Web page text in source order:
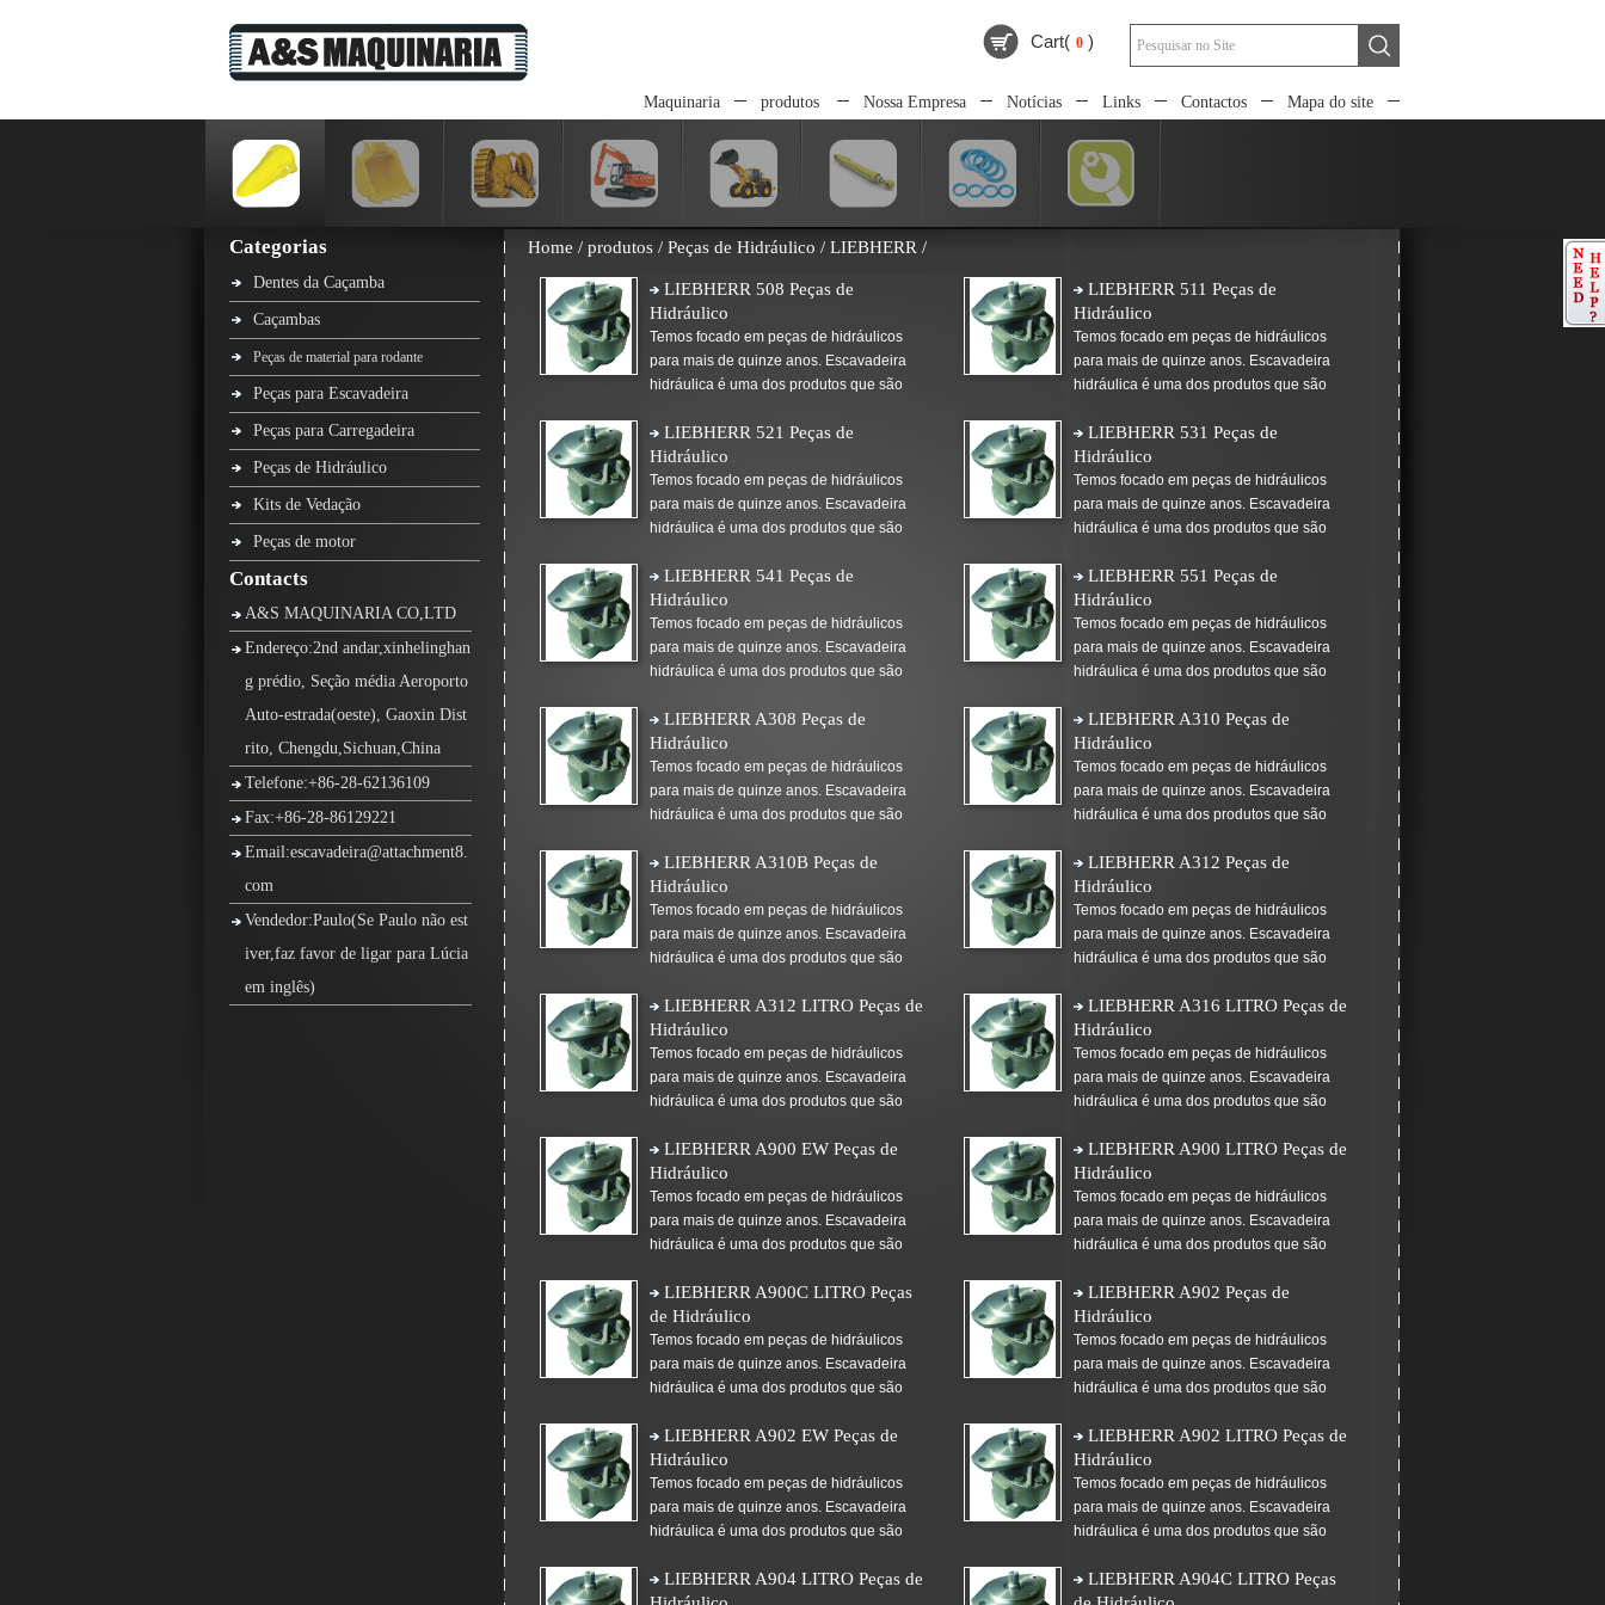
Cart( )
Mapa do site
Contactos
Links
Notícias
Nossa Empresa
produtos
Maquinaria
Categorias
Dentes da Caçamba
Caçambas
Peças de material para rodante
Peças para Escavadeira
Peças para Carregadeira
Peças de Hidráulico
Kits de Vedação
Peças de motor
Contacts
A&S MAQUINARIA CO,LTD
Endereço:2nd andar,xinhelinghan
g prédio, Seção média Aeroporto
Auto-estrada(oeste), Gaoxin Dist
rito, Chengdu,Sichuan,China
Telefone:+86-28-62136109
Fax:+86-28-86129221
Email:escavadeira@attachment8.
com
Vendedor:Paulo(Se Paulo não est
iver,faz favor de ligar para Lúcia
em inglês)
Home / produtos / Peças de Hidráulico / LIEBHERR /
LIEBHERR 508 Peças de
Hidráulico
Temos focado em peças de hidráulicos
para mais de quinze anos. Escavadeira
hidráulica é uma dos produtos que são
LIEBHERR 511 Peças de
Hidráulico
Temos focado em peças de hidráulicos
para mais de quinze anos. Escavadeira
hidráulica é uma dos produtos que são
LIEBHERR 521 Peças de
Hidráulico
Temos focado em peças de hidráulicos
para mais de quinze anos. Escavadeira
hidráulica é uma dos produtos que são
LIEBHERR 531 Peças de
Hidráulico
Temos focado em peças de hidráulicos
para mais de quinze anos. Escavadeira
hidráulica é uma dos produtos que são
LIEBHERR 541 Peças de
Hidráulico
Temos focado em peças de hidráulicos
para mais de quinze anos. Escavadeira
hidráulica é uma dos produtos que são
LIEBHERR 551 Peças de
Hidráulico
Temos focado em peças de hidráulicos
para mais de quinze anos. Escavadeira
hidráulica é uma dos produtos que são
LIEBHERR A308 Peças de
Hidráulico
Temos focado em peças de hidráulicos
para mais de quinze anos. Escavadeira
hidráulica é uma dos produtos que são
LIEBHERR A310 Peças de
Hidráulico
Temos focado em peças de hidráulicos
para mais de quinze anos. Escavadeira
hidráulica é uma dos produtos que são
LIEBHERR A310B Peças de
Hidráulico
Temos focado em peças de hidráulicos
para mais de quinze anos. Escavadeira
hidráulica é uma dos produtos que são
LIEBHERR A312 Peças de
Hidráulico
Temos focado em peças de hidráulicos
para mais de quinze anos. Escavadeira
hidráulica é uma dos produtos que são
LIEBHERR A312 LITRO Peças de
Hidráulico
Temos focado em peças de hidráulicos
para mais de quinze anos. Escavadeira
hidráulica é uma dos produtos que são
LIEBHERR A316 LITRO Peças de
Hidráulico
Temos focado em peças de hidráulicos
para mais de quinze anos. Escavadeira
hidráulica é uma dos produtos que são
LIEBHERR A900 EW Peças de
Hidráulico
Temos focado em peças de hidráulicos
para mais de quinze anos. Escavadeira
hidráulica é uma dos produtos que são
LIEBHERR A900 LITRO Peças de
Hidráulico
Temos focado em peças de hidráulicos
para mais de quinze anos. Escavadeira
hidráulica é uma dos produtos que são
LIEBHERR A900C LITRO Peças
de Hidráulico
Temos focado em peças de hidráulicos
para mais de quinze anos. Escavadeira
hidráulica é uma dos produtos que são
LIEBHERR A902 Peças de
Hidráulico
Temos focado em peças de hidráulicos
para mais de quinze anos. Escavadeira
hidráulica é uma dos produtos que são
LIEBHERR A902 EW Peças de
Hidráulico
Temos focado em peças de hidráulicos
para mais de quinze anos. Escavadeira
hidráulica é uma dos produtos que são
LIEBHERR A902 LITRO Peças de
Hidráulico
Temos focado em peças de hidráulicos
para mais de quinze anos. Escavadeira
hidráulica é uma dos produtos que são
LIEBHERR A904 LITRO Peças de
LIEBHERR A904C LITRO Peças